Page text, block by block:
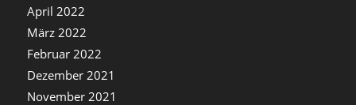
April 2022
März 2022
Februar 2022
Dezember 2021
November 2021